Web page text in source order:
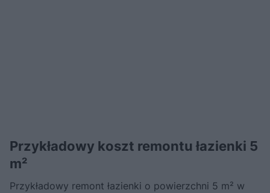
Przykładowy koszt remontu łazienki 5
m²
Przykładowy remont łazienki o powierzchni 5 m² w